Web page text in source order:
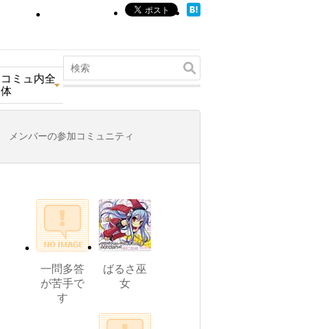
コミュ内全
体
メンバーの参加コミュニティ
一問多答
が苦手で
す
ばるさ巫
女